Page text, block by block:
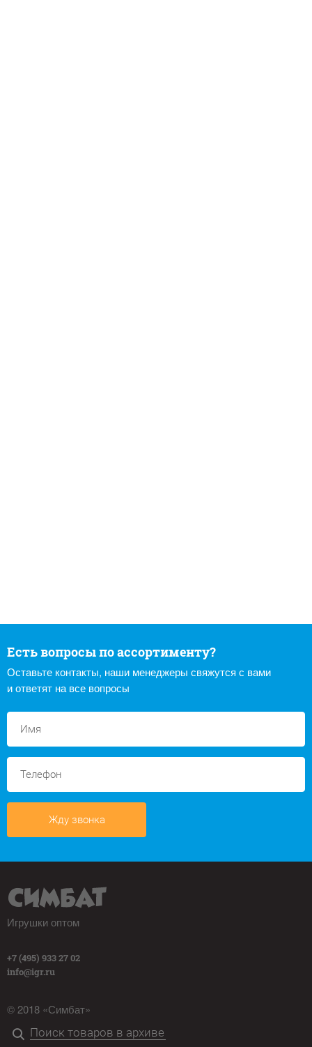
Есть вопросы по ассортименту?
Оставьте контакты, наши менеджеры свяжутся с вами
и ответят на все вопросы
Жду звонка
Игрушки оптом
+7 (495) 933 27 02
info@igr.ru
© 2018 «Симбат»